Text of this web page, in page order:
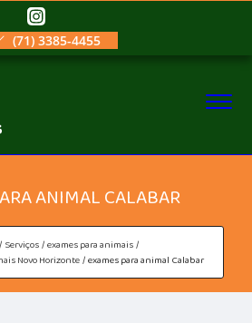
(71) 3385-4455
ANIMAL CALABAR
Serviços exames para animais
Novo Horizonte exames para animal Calabar